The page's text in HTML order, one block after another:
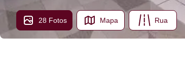
28 Fotos Mapa Rua